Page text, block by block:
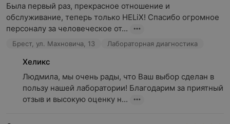
Была первый раз, прекрасное отношение и
обслуживание, теперь только HELiX! Спасибо огромное
персоналу за человеческое от...
Брест, ул. Махновича, 13 Лабораторная диагностика
Хеликс
Людмила, мы очень рады, что Ваш выбор сделан в
пользу нашей лаборатории! Благодарим за приятный
отзыв и высокую оценку н...